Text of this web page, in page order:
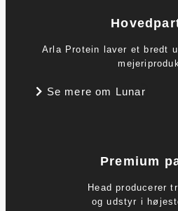
Arla Protein laver et bredt
Se mere om Lunar
Premium
Head producerer
og udstyr i